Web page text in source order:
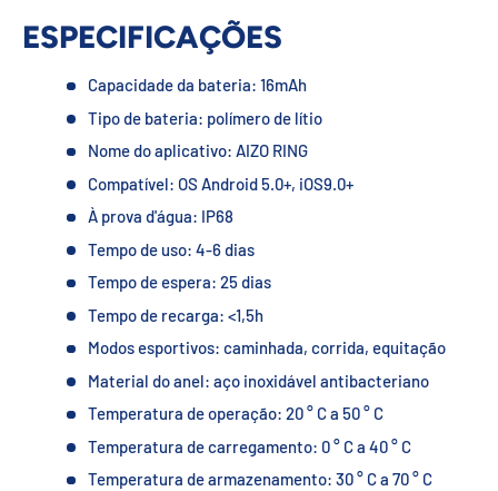
ESPECIFICAÇÕES
Capacidade da bateria: 16mAh
Tipo de bateria: polímero de lítio
Nome do aplicativo: AIZO RING
Compatível: OS Android 5.0+, iOS9.0+
À prova d'água: IP68
Tempo de uso: 4-6 dias
Tempo de espera: 25 dias
Tempo de recarga: <1,5h
Modos esportivos: caminhada, corrida, equitação
Material do anel: aço inoxidável antibacteriano
Temperatura de operação: 20 ° C a 50 ° C
Temperatura de carregamento: 0 ° C a 40 ° C
Temperatura de armazenamento: 30 ° C a 70 ° C